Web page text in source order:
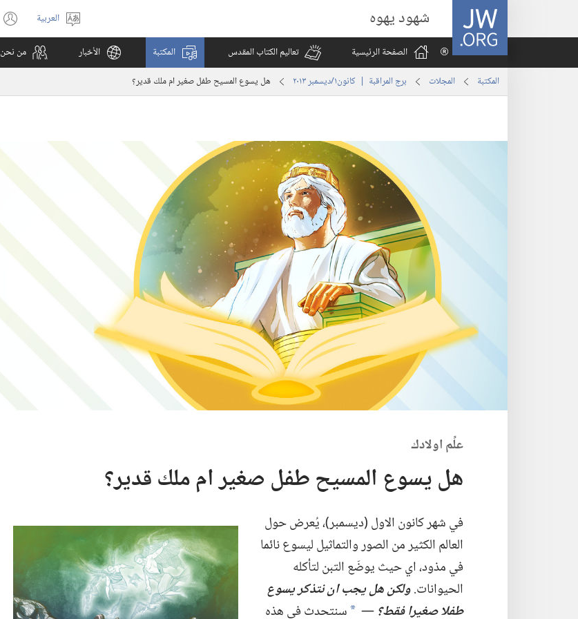
JW.ORG شهود يهوه
اختر
اللغة
العربية
الصفحة الرئيسية
تعاليم الكتاب المقدس المكتبة الأخبار من نحن
المكتبة المجلات برج المراقبة | ‏‎كانون١/ديسمبر‏ ‏‎٢٠١٣‏ هل يسوع المسيح طفل صغير ام ملك قدير؟‏
علِّم اولادك
هل يسوع المسيح طفل صغير ام ملك قدير؟‏
في شهر كانون الاول (‏ديسمبر)‏،‏ يُعرض حول
العالم الكثير من الصور والتماثيل ليسوع نائما
في مذود،‏ اي حيث يوضَع التبن لتأكله
الحيوانات.‏ولكن هل يجب ان نتذكر يسوع
طفلا صغيرا فقط؟‏‏—‏
* سنتحدث في هذه